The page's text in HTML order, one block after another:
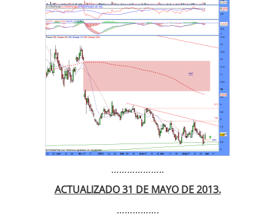
………………..
ACTUALIZADO 31 DE MAYO DE 2013.
…………….